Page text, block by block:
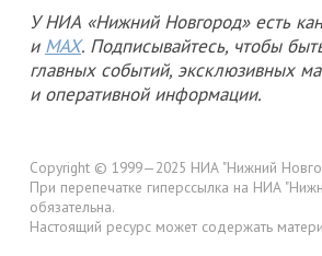
У НИА «Нижний Новгород» есть
и MAX. Подписывайтесь, чтобы
главных событий, эксклюзивных
и оперативной информации.
Copyright © 1999—2025 НИА "Нижний
При перепечатке гиперссылка на НИА
обязательна.
Настоящий ресурс может содержать